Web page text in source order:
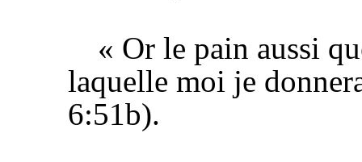
« Orle pain aussi
laquelle moi je
6:51b).